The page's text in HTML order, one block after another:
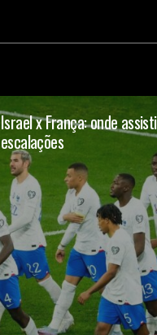
Israel x França: onde
escalações